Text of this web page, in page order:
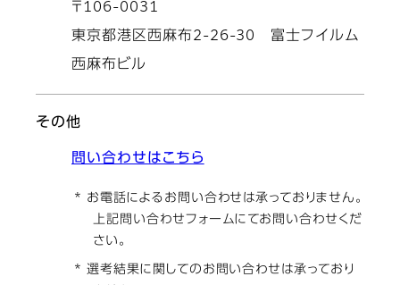
〒106-0031
東京都港区西麻布2-26-30 富士フイルム
西麻布ビル
その他
問い合わせはこちら
* お電話によるお問い合わせは承っておりません。
上記問い合わせフォームにてお問い合わせくだ
さい。
* 選考結果に関してのお問い合わせは承っており